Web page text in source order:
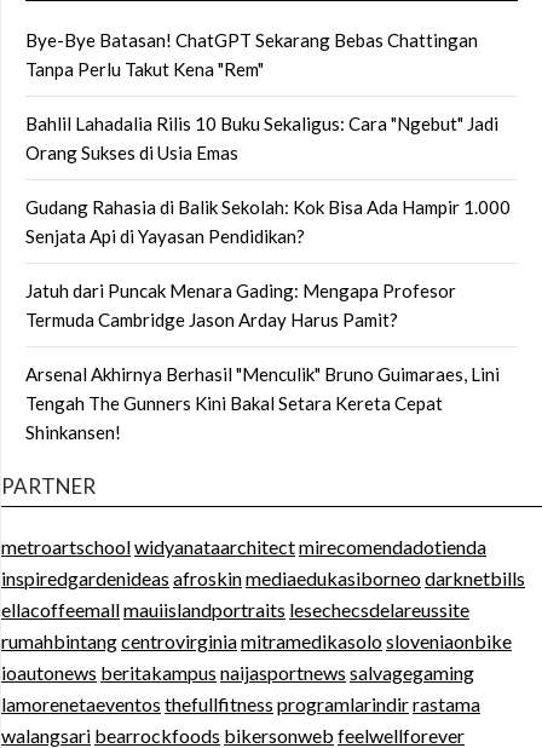
Bye-Bye Batasan! ChatGPT Sekarang Bebas Chattingan
Tanpa Perlu Takut Kena "Rem"
Bahlil Lahadalia Rilis 10 Buku Sekaligus: Cara "Ngebut" Jadi
Orang Sukses di Usia Emas
Gudang Rahasia di Balik Sekolah: Kok Bisa Ada Hampir 1.000
Senjata Api di Yayasan Pendidikan?
Jatuh dari Puncak Menara Gading: Mengapa Profesor
Termuda Cambridge Jason Arday Harus Pamit?
Arsenal Akhirnya Berhasil "Menculik" Bruno Guimaraes, Lini
Tengah The Gunners Kini Bakal Setara Kereta Cepat
Shinkansen!
PARTNER
metroartschoolwidyanataarchitectmirecomendadotienda
inspiredgardenideas afroskinmediaedukasiborneodarknetbills
ellacoffeemallmauiislandportraits lesechecsdelareussite
rumahbintangcentrovirginiamitramedikasolosloveniaonbike
ioautonews beritakampus naijasportnews salvagegaming
lamorenetaeventos thefullfitness programlarindirrastama
walangsari bearrockfoods bikersonweb feelwellforever